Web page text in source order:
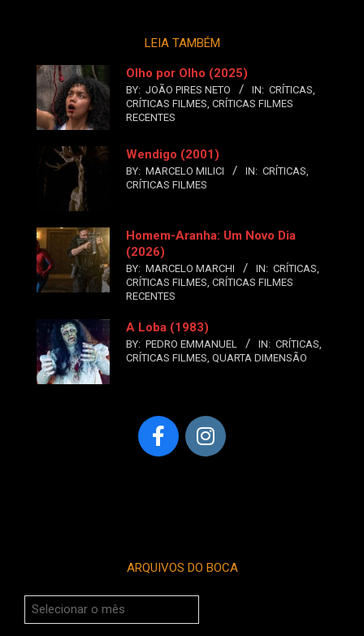
LEIA TAMBÉM
Olho por Olho (2025)
BY: JOÃO PIRES NETO IN: CRÍTICAS,
CRÍTICAS FILMES, CRÍTICAS FILMES
RECENTES
Wendigo (2001)
BY: MARCELO MILICI IN: CRÍTICAS,
CRÍTICAS FILMES
Homem-Aranha: Um Novo Dia
(2026)
BY: MARCELO MARCHI IN: CRÍTICAS,
CRÍTICAS FILMES, CRÍTICAS FILMES
RECENTES
A Loba (1983)
BY: PEDRO EMMANUEL IN: CRÍTICAS,
CRÍTICAS FILMES, QUARTA DIMENSÃO
ARQUIVOS DO BOCA
Arquivos
do